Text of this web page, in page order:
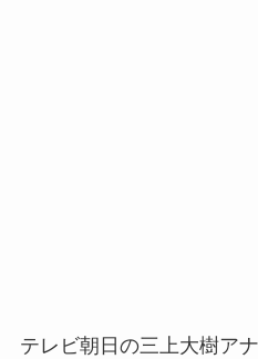
テレビ朝日の三上大樹アナ